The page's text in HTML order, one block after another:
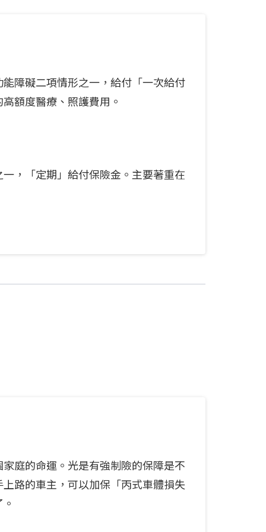
障礙二項情形之一，給付「一次給付
額度醫療、照護費用。
，「定期」給付保險金。主要著重在
庭的命運。光是有強制險的保障是不
路的車主，可以加保「丙式車體損失